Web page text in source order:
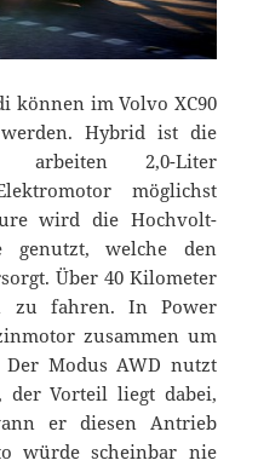
können im Volvo XC90
Hybrid ist die
arbeiten 2,0-Liter
möglichst
wird die Hochvolt-
genutzt, welche den
Über 40 Kilometer
zu fahren. In Power
zusammen um
Modus AWD nutzt
der Vorteil liegt dabei,
er diesen Antrieb
würde scheinbar nie